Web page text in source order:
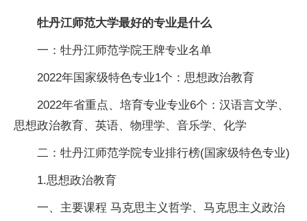
牡丹江师范大学最好的专业是什么
一：牡丹江师范学院王牌专业名单
2022年国家级特色专业1个：思想政治教育
2022年省重点、培育专业专业6个：汉语言文学、
思想政治教育、英语、物理学、音乐学、化学
二：牡丹江师范学院专业排行榜(国家级特色专业)
1.思想政治教育
一、主要课程 马克思主义哲学、马克思主义政治